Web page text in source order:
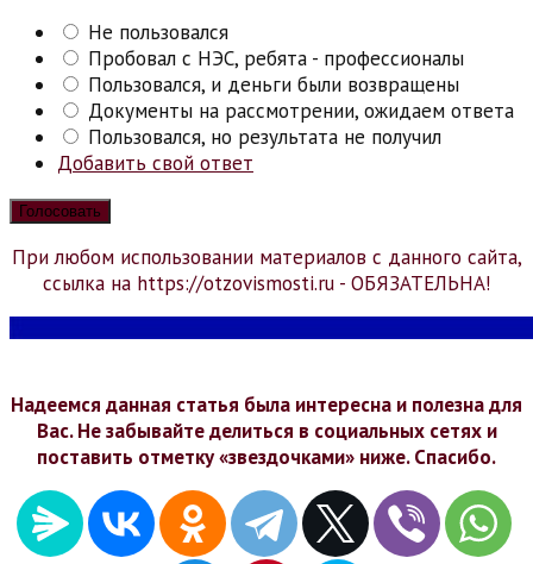
Не пользовался
Пробовал с НЭС, ребята - профессионалы
Пользовался, и деньги были возвращены
Документы на рассмотрении, ожидаем ответа
Пользовался, но результата не получил
Добавить свой ответ
При любом использовании материалов с данного сайта,
ссылка на https://otzovismosti.ru - ОБЯЗАТЕЛЬНА!
Надеемся данная статья была интересна и полезна для
Вас. Не забывайте делиться в социальных сетях и
поставить отметку «звездочками» ниже. Спасибо.